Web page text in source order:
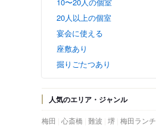
20人以上の個室
宴会に使える
座敷あり
掘りごたつあり
人気のエリア・ジャンル
梅田 心斎橋 難波 堺 梅田ランチ